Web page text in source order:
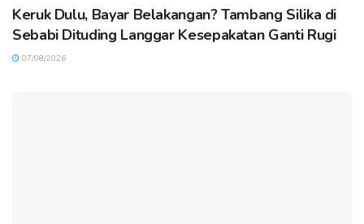
Keruk Dulu, Bayar Belakangan? Tambang Silika di
Sebabi Dituding Langgar Kesepakatan Ganti Rugi
07/08/2026